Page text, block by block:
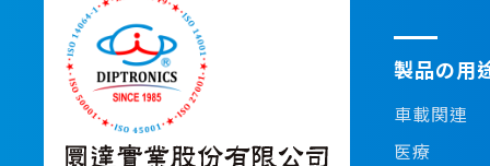
製品の用
車載関連
医療